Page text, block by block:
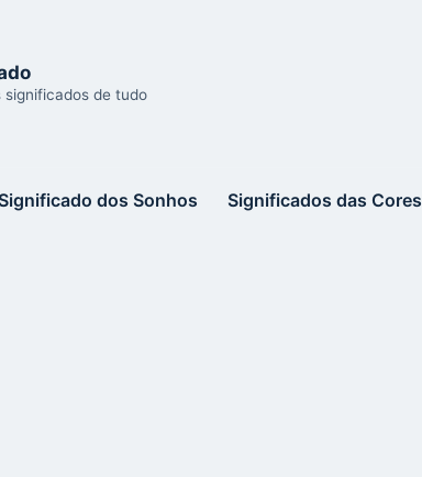
significados de tudo
Significado dos Sonhos Significados das Cores